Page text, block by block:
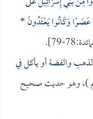
وَكَانُوا يَعْتَدُونَ*
79].
والفضة أو يأكل في
)، وهو حديث صحيح